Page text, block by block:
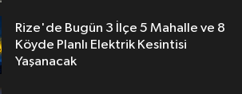
Rize'de Bugün 3 İlçe 5 Mahalle ve 8
Köyde Planlı Elektrik Kesintisi
Yaşanacak